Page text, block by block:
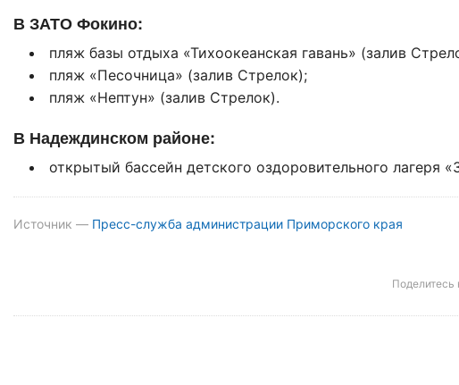
В ЗАТО Фокино:
пляж базы отдыха «Тихоокеанская гавань» (залив
пляж «Песочница» (залив Стрелок);
пляж «Нептун» (залив Стрелок).
В Надеждинском районе:
открытый бассейн детского оздоровительного лагеря
Источник — Пресс-служба администрации Приморского края
Поделитесь